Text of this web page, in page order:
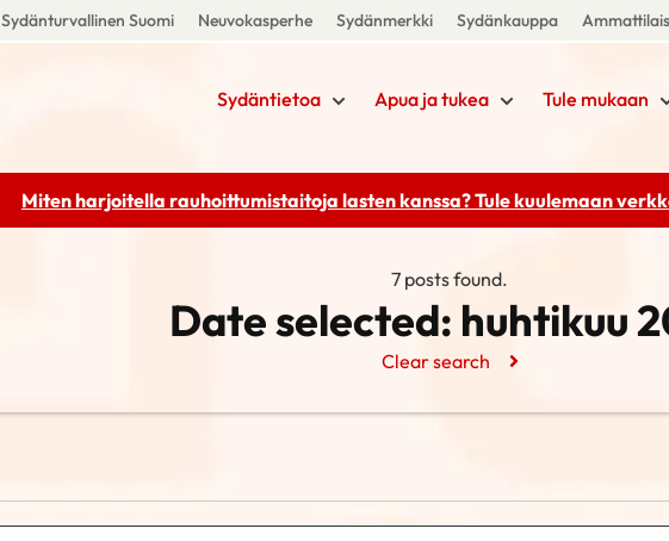
Sydänturvallinen Suomi Neuvokasperhe Sydänmerkki Sydänkauppa
Sydäntietoa Apua ja tukea Tule mukaan
Miten harjoitella rauhoittumistaitoja lasten kanssa? Tule kuulemaan
7 posts found.
Date selected: huhtikuu
Clear search